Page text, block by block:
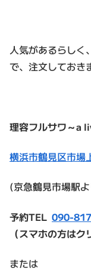
人気があるらしく
で、注文しておき
理容フルサワ～a
横浜市鶴見区市場
(京急鶴見市場駅
予約TEL 090-
（スマホの方はク
または